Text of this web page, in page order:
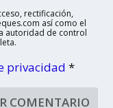
rectificación,
así como el
autoridad de control
privacidad*